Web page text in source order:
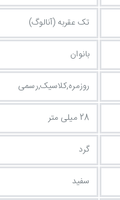
تک عقربه (آنالوگ)
بانوان
روزمره,کلاسیک,رسمی
28 میلی متر
گرد
سفید